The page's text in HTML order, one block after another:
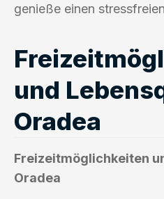
genieße einen
und
Oradea
Freizeitmöglichkeiten
Oradea